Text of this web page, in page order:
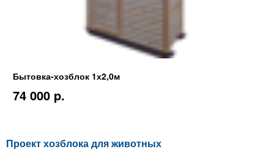
Бытовка-хозблок 1х2,0м
74 000 p.
Проект хозблока для животных